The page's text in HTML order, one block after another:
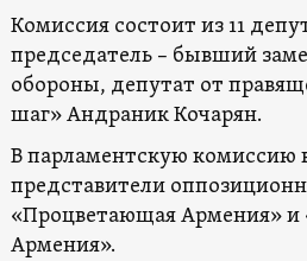
Комиссия состоит из 11
председатель – бывший
обороны, депутат от
шаг» Андраник Кочарян.
В парламентскую комиссию
представители
«Процветающая Армения» и
Армения».